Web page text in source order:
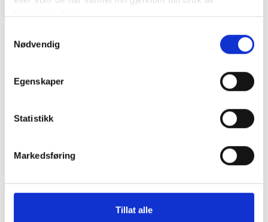
tjenestene deres.
Nødvendig
Egenskaper
Statistikk
Markedsføring
Tillat alle
Kategorier:
INVERTERS
Specifikation
mycket hög kvalitet från välkända Victron. Ger en ren